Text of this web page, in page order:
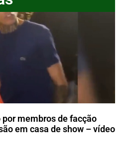
por membros de facção
em casa de show – vídeo